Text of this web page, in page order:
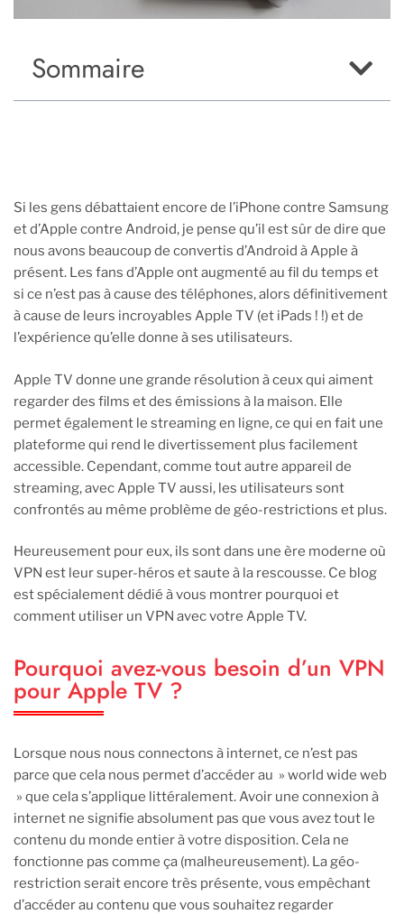
Sommaire
Si les gens débattaient encore de l’iPhone contre Samsung
et d’Apple contre Android, je pense qu’il est sûr de dire que
nous avons beaucoup de convertis d’Android à Apple à
présent. Les fans d’Apple ont augmenté au fil du temps et
si ce n’est pas à cause des téléphones, alors définitivement
à cause de leurs incroyables Apple TV (et iPads ! !) et de
l’expérience qu’elle donne à ses utilisateurs.
Apple TV donne une grande résolution à ceux qui aiment
regarder des films et des émissions à la maison. Elle
permet également le streaming en ligne, ce qui en fait une
plateforme qui rend le divertissement plus facilement
accessible. Cependant, comme tout autre appareil de
streaming, avec Apple TV aussi, les utilisateurs sont
confrontés au même problème de géo-restrictions et plus.
Heureusement pour eux, ils sont dans une ère moderne où
VPN est leur super-héros et saute à la rescousse. Ce blog
est spécialement dédié à vous montrer pourquoi et
comment utiliser un VPN avec votre Apple TV.
Pourquoi avez-vous besoin d’un VPN
pour Apple TV ?
Lorsque nous nous connectons à internet, ce n’est pas
parce que cela nous permet d’accéder au » world wide web
» que cela s’applique littéralement. Avoir une connexion à
internet ne signifie absolument pas que vous avez tout le
contenu du monde entier à votre disposition. Cela ne
fonctionne pas comme ça (malheureusement). La géo-
restriction serait encore très présente, vous empêchant
d’accéder au contenu que vous souhaitez regarder